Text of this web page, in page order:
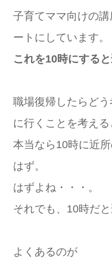
子育てママ向けの
ートにしています。
これを10時にする
職場復帰したらど
に行くことを考える
本当なら10時に近
はず。
はずよね・・・。
それでも、10時だ
よくあるのが